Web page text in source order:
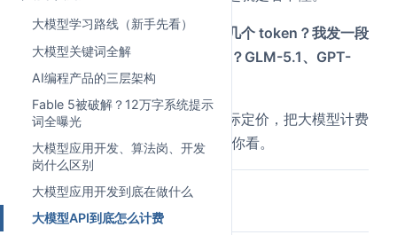
大模型学习路线（新手先看）
大模型关键词全解
AI编程产品的三层架构
Fable 5被破解？12万字系统提示
词全曝光
大模型应用开发、算法岗、开发
岗什么区别
大模型应用开发到底在做什么
大模型API到底怎么计费
更基本的问题：一个汉字到底占几个 token？我发一段
500 字的中文，究竟花了多少钱？GLM-5.1、GPT-
5.4、Opus 4.7 到底谁便宜？
这篇文章就用三个主流模型的实际定价，把大模型计费
从 token 到账单，一步一步算给你看。
目录